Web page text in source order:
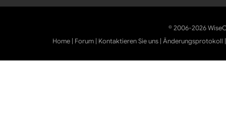
© 2006-2026
Home | Forum | Kontaktieren Sie uns |Änderungsprotokoll